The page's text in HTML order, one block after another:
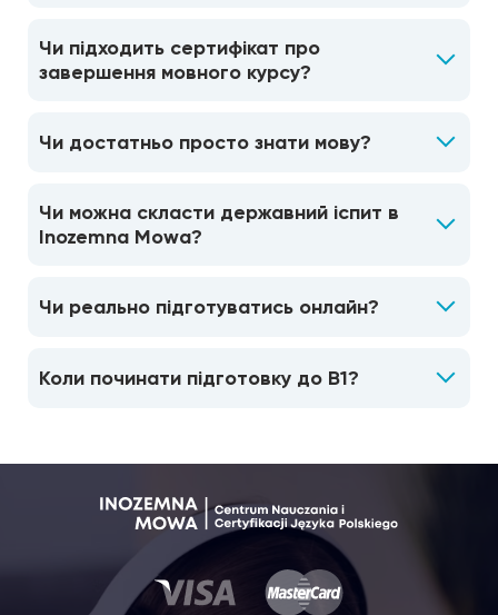
Чи підходить сертифікат про
завершення мовного курсу?
Чи достатньо просто знати мову?
Чи можна скласти державний іспит в
Inozemna Mowa?
Чи реально підготуватись онлайн?
Коли починати підготовку до B1?